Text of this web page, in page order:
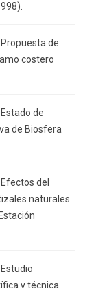
de
costero
de
de Biosfera
del
naturales
y técnica